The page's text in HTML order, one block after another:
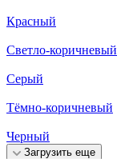
Красный
Светло-коричневый
Серый
Тёмно-коричневый
Черный
Загрузить еще